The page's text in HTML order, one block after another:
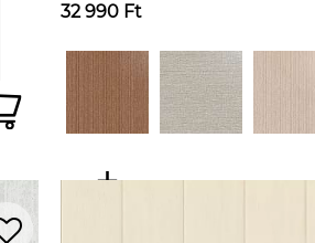
32 990 Ft